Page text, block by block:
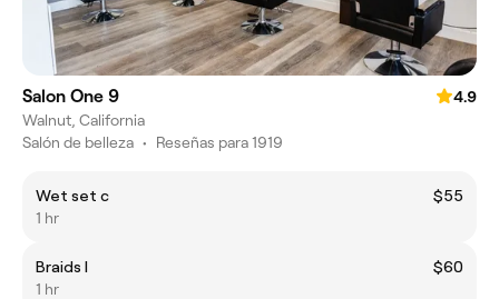
Salon One 9
4.9
Walnut, California
Salón de belleza • Reseñas para 1919
Wet set c
$55
1 hr
Braids I
$60
1 hr